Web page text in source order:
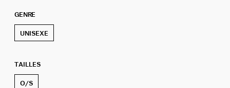
GENRE
UNISEXE
TAILLES
O/S